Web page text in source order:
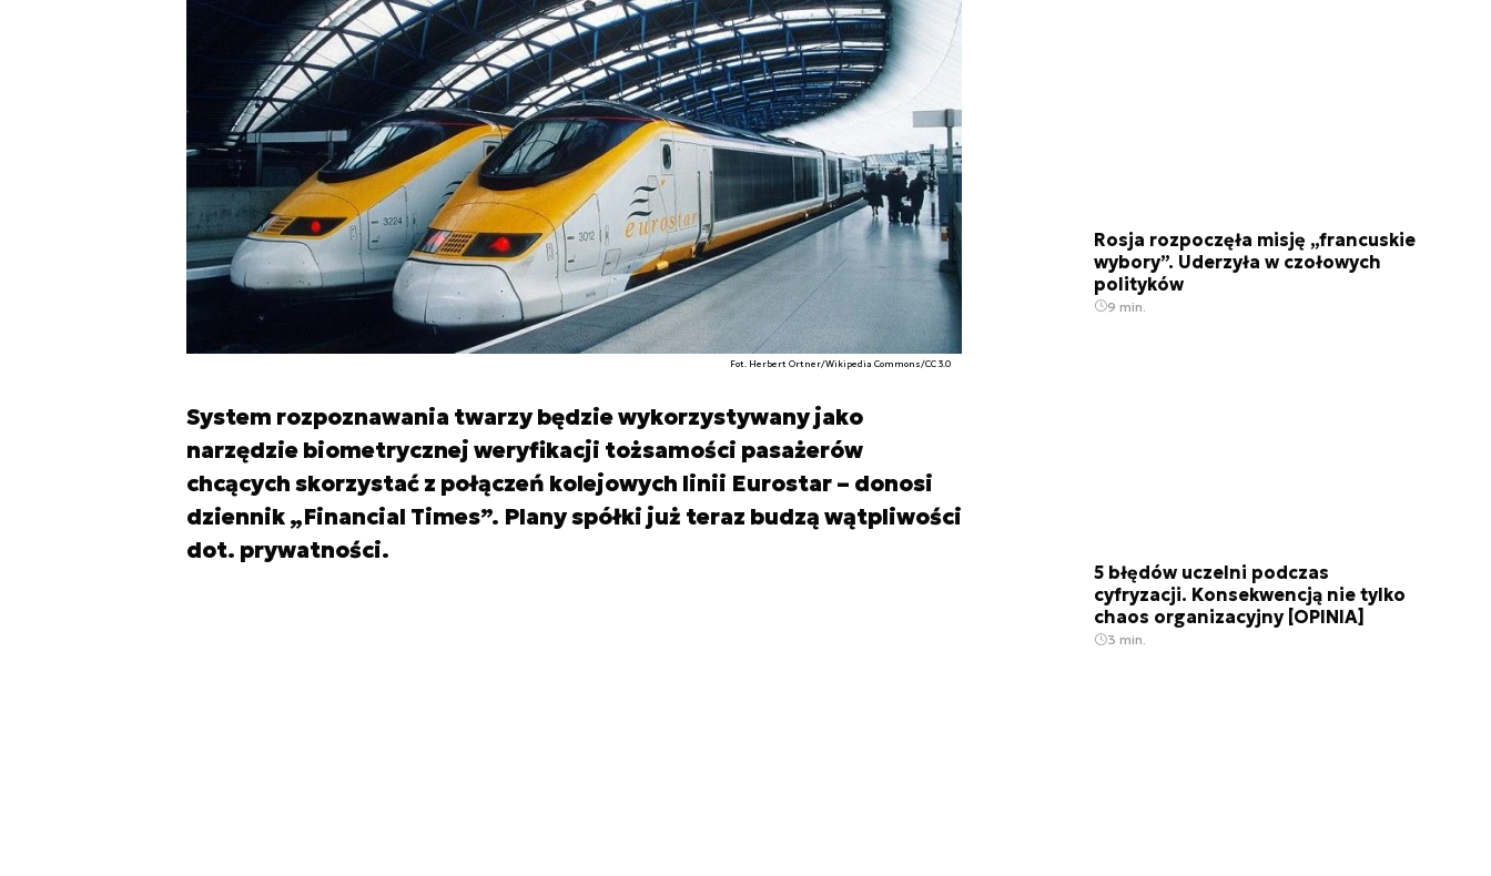
Fot. Herbert Ortner/Wikipedia Commons/CC 3.0
System rozpoznawania twarzy będzie wykorzystywany jako
narzędzie biometrycznej weryfikacji tożsamości pasażerów
chcących skorzystać z połączeń kolejowych linii Eurostar – donosi
dziennik „Financial Times”. Plany spółki już teraz budzą wątpliwości
dot. prywatności.
Rosja rozpoczęła misję „francuskie
wybory”. Uderzyła w czołowych
polityków
9 min.
5 błędów uczelni podczas
cyfryzacji. Konsekwencją nie tylko
chaos organizacyjny [OPINIA]
3 min.